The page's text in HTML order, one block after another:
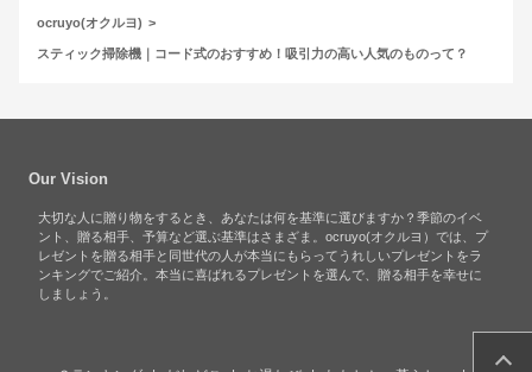
ocruyo(オクルヨ)
スティック掃除機｜コード式のおすすめ！吸引力の高い人気のものって？
Our Vision
大切な人に贈り物をするとき、あなたは何を基準に選びますか？季節のイベ
ント、贈る相手、予算など選ぶ基準はさまざま。ocruyo(オクルヨ）では、プ
レゼントを贈る相手と同世代の人が本当にもらってうれしいプレゼントをラ
ンキングでご紹介。本当に喜ばれるプレゼントを選んで、贈る相手を幸せに
しましょう。